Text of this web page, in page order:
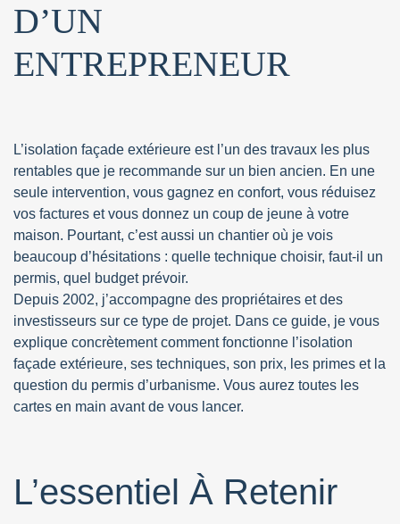
D’UN
ENTREPRENEUR
L’isolation façade extérieure est l’un des travaux les plus
rentables que je recommande sur un bien ancien. En une
seule intervention, vous gagnez en confort, vous réduisez
vos factures et vous donnez un coup de jeune à votre
maison. Pourtant, c’est aussi un chantier où je vois
beaucoup d’hésitations : quelle technique choisir, faut-il un
permis, quel budget prévoir.
Depuis 2002, j’accompagne des propriétaires et des
investisseurs sur ce type de projet. Dans ce guide, je vous
explique concrètement comment fonctionne l’isolation
façade extérieure, ses techniques, son prix, les primes et la
question du permis d’urbanisme. Vous aurez toutes les
cartes en main avant de vous lancer.
L’essentiel À Retenir